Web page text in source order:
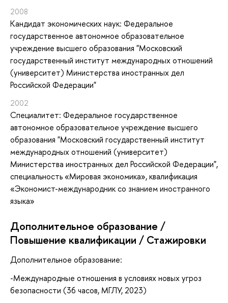
2008
Кандидат экономических наук: Федеральное
государственное автономное образовательное
учреждение высшего образования "Московский
государственный институт международных отношений
(университет) Министерства иностранных дел
Российской Федерации"
2002
Специалитет: Федеральное государственное
автономное образовательное учреждение высшего
образования "Московский государственный институт
международных отношений (университет)
Министерства иностранных дел Российской Федерации",
специальность «Мировая экономика», квалификация
«Экономист-международник со знанием иностранного
языка»
Дополнительное образование /
Повышение квалификации / Стажировки
Дополнительное образование:
-Международные отношения в условиях новых угроз
безопасности (36 часов, МГЛУ, 2023)